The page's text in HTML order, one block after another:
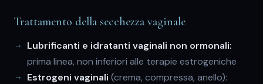
Trattamento della secchezza vaginale
Lubrificanti e idratanti vaginali non ormonali:
prima linea, non inferiori alle terapie estrogeniche
Estrogeni vaginali (crema, compressa, anello):